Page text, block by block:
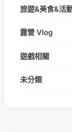
旅遊&美食&活
露營 Vlog
遊戲相關
未分類